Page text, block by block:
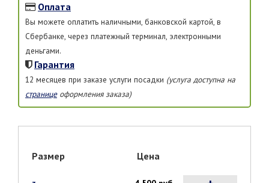
Оплата
Вы можете оплатить наличными, банковской картой, в
Сбербанке, через платежный терминал, электронными
деньгами.
Гарантия
12 месяцев при заказе услуги посадки (услуга доступна на
страницеоформления заказа)
Размер Цена